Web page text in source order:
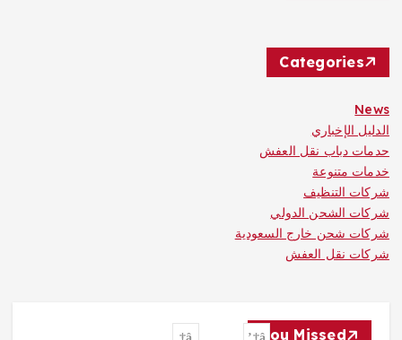
Categories
News
الدليل الإخباري
حدمات دباب نقل العفش
خدمات متنوعة
شركات التنظيف
شركات الشحن الدولي
شركات شحن خارج السعودية
شركات نقل العفش
You Missed